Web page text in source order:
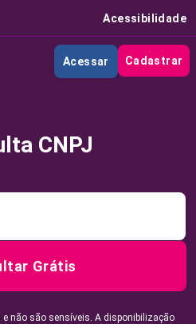
Acessibilidade
Acessar Cadastrar
CNPJ
Grátis
não são sensíveis. A disponibilização